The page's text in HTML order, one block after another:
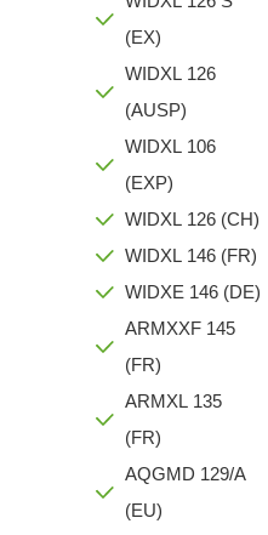
(EX)
WIDXL 126
(AUSP)
WIDXL 106
(EXP)
WIDXL 126 (CH)
WIDXL 146 (FR)
WIDXE 146 (DE)
ARMXXF 145
(FR)
ARMXL 135
(FR)
AQGMD 129/A
(EU)